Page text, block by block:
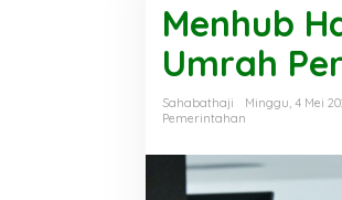
Menhub
Umrah
Sahabathaji
Minggu, 4 Mei
Pemerintahan